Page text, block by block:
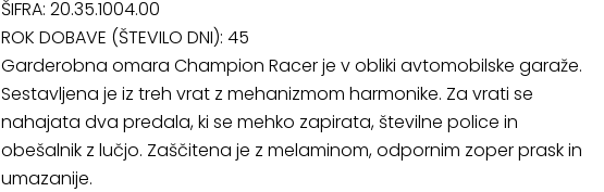
58
cm
količina
ŠIFRA: 20.35.1004.00
ROK DOBAVE (ŠTEVILO DNI): 45
Garderobna omara Champion Racer je v obliki avtomobilske garaže.
Sestavljena je iz treh vrat z mehanizmom harmonike. Za vrati se
nahajata dva predala, ki se mehko zapirata, številne police in
obešalnik z lučjo. Zaščitena je z melaminom, odpornim zoper prask in
umazanije.